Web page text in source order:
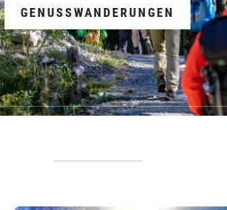
GENUSSWANDERUNGEN